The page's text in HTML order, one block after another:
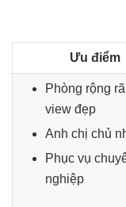
Ưu điểm
Phòng rộng
view đẹp
Anh chị chủ
Phục vụ
nghiệp